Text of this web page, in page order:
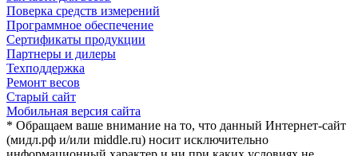
Поверка средств измерений
Программное обеспечение
Сертификаты продукции
Партнеры и дилеры
Техподдержка
Ремонт весов
Старый сайт
Мобильная версия сайта
* Обращаем ваше внимание на то, что данный Интернет-сайт
(мидл.рф и/или middle.ru) носит исключительно